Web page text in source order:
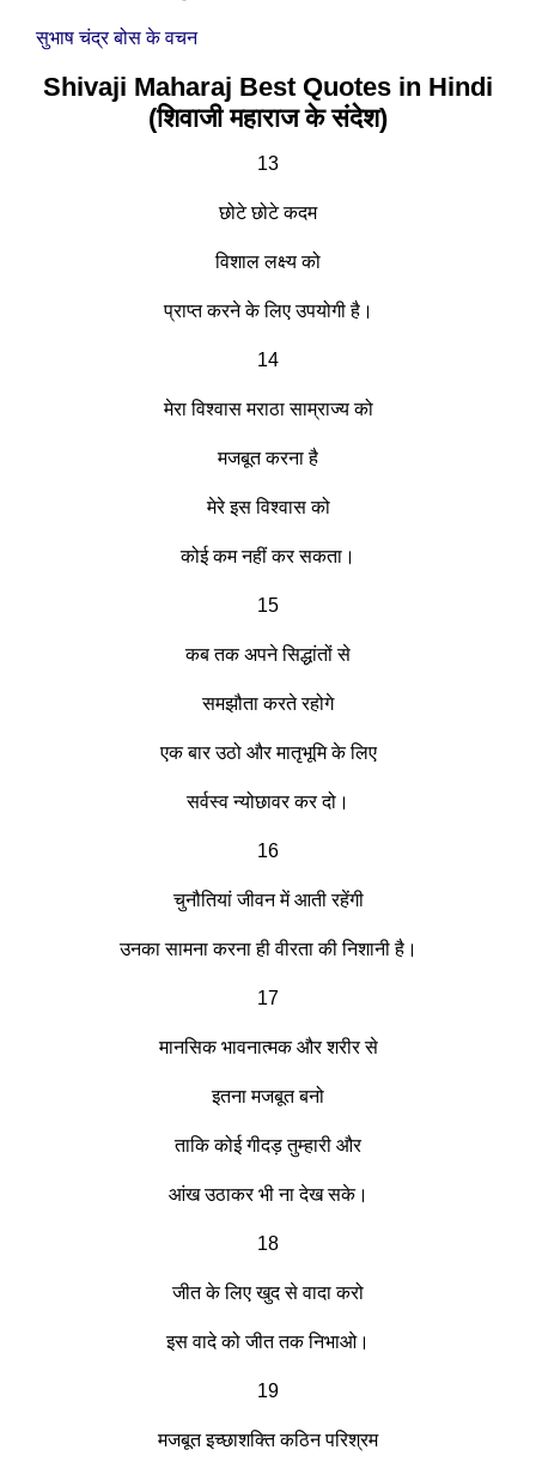
सुभाष चंद्र बोस के वचन
Shivaji Maharaj Best Quotes in Hindi
(शिवाजी महाराज के संदेश)
13
छोटे छोटे कदम
विशाल लक्ष्य को
प्राप्त करने के लिए उपयोगी है।
14
मेरा विश्वास मराठा साम्राज्य को
मजबूत करना है
मेरे इस विश्वास को
कोई कम नहीं कर सकता।
15
कब तक अपने सिद्धांतों से
समझौता करते रहोगे
एक बार उठो और मातृभूमि के लिए
सर्वस्व न्योछावर कर दो।
16
चुनौतियां जीवन में आती रहेंगी
उनका सामना करना ही वीरता की निशानी है।
17
मानसिक भावनात्मक और शरीर से
इतना मजबूत बनो
ताकि कोई गीदड़ तुम्हारी और
आंख उठाकर भी ना देख सके।
18
जीत के लिए खुद से वादा करो
इस वादे को जीत तक निभाओ।
19
मजबूत इच्छाशक्ति कठिन परिश्रम